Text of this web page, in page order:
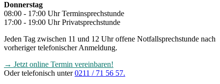
Donnerstag
08:00 - 17:00 Uhr Terminsprechstunde
17:00 - 19:00 Uhr Privatsprechstunde
Jeden Tag zwischen 11 und 12 Uhr offene Notfallsprechstunde nach
vorheriger telefonischer Anmeldung.
→ Jetzt online Termin vereinbaren!
Oder telefonisch unter0211 / 71 56 57.